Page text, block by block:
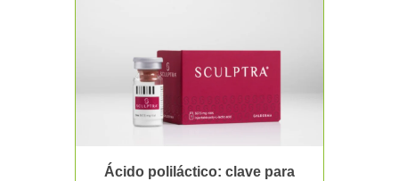
Ácido poliláctico: clave para